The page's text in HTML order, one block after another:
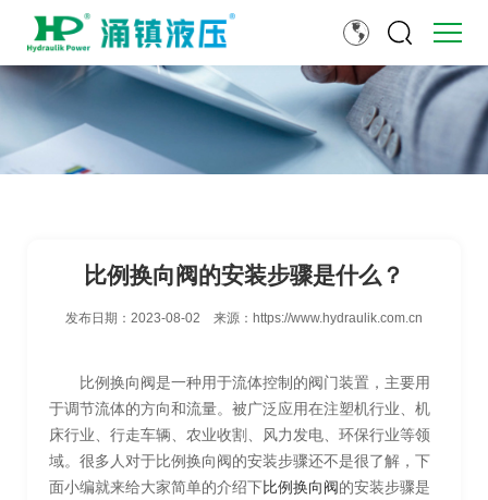
比例换向阀的安装步骤是什么？
发布日期： 2023-08-02 来源： https://www.hydraulik.com.cn
比例换向阀是一种用于流体控制的阀门装置，主要用
于调节流体的方向和流量。被广泛应用在注塑机行业、机
床行业、行走车辆、农业收割、风力发电、环保行业等领
域。很多人对于比例换向阀的安装步骤还不是很了解，下
面小编就来给大家简单的介绍下比例换向阀的安装步骤是